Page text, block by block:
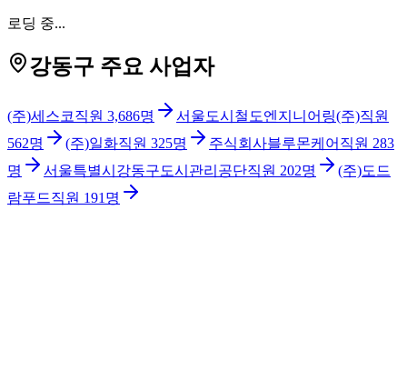
로딩 중...
강동구 주요 사업자
(주)세스코직원 3,686명 서울도시철도엔지니어링(주)직원
562명 (주)일화직원 325명 주식회사블루몬케어 직원 283
명
서울특별시강동구도시관리공단직원 202명
(주)도드
람푸드직원 191 명